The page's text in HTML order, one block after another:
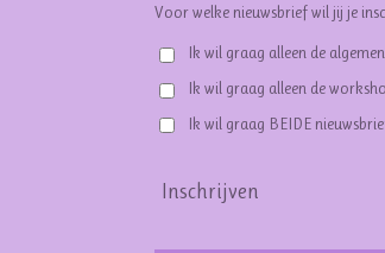
Voor welke nieuwsbrief wil jij je
Ik wil graag alleen de
Ik wil graag alleen de
Ik wil graag BEIDE
Inschrijven